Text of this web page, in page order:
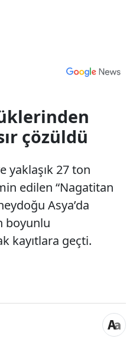
çözüldü
yaklaşık 27 ton
edilen “Nagatitan
Asya’da
boyunlu
kayıtlara geçti.